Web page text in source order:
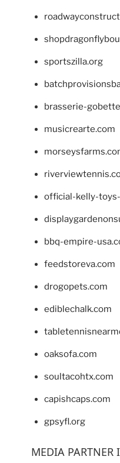
sportszilla.org
brasserie-
musicrearte.com
official-kelly-
bbq-empire-
feedstoreva.com
drogopets.com
ediblechalk.com
oaksofa.com
soultacohtx.com
capishcaps.com
gpsyfl.org
MEDIA PARTNER